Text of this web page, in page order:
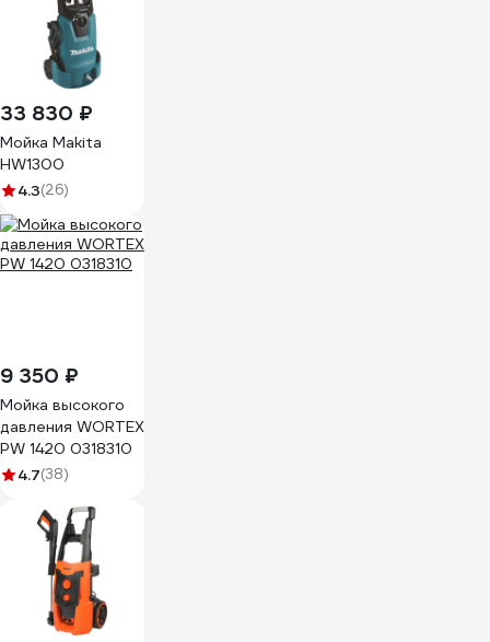
33 830 ₽
Мойка Makita
HW1300
4.3(26)
9 350 ₽
Мойка высокого
давления WORTEX
PW 1420 0318310
4.7(38)